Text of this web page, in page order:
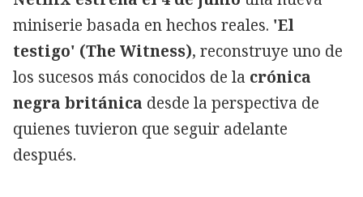
miniserie basada en hechos reales. 'El
testigo' (The Witness), reconstruye uno de
los sucesos más conocidos de la crónica
negra británica desde la perspectiva de
quienes tuvieron que seguir adelante
después.